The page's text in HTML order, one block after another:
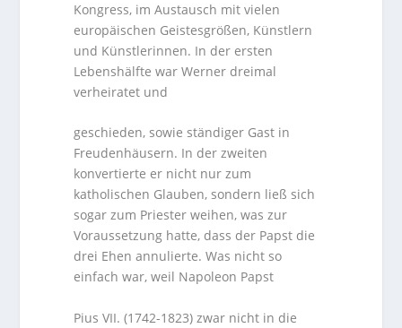
Kongress, im Austausch mit vielen
europäischen Geistesgrößen, Künstlern
und Künstlerinnen. In der ersten
Lebenshälfte war Werner dreimal
verheiratet und
geschieden, sowie ständiger Gast in
Freudenhäusern. In der zweiten
konvertierte er nicht nur zum
katholischen Glauben, sondern ließ sich
sogar zum Priester weihen, was zur
Voraussetzung hatte, dass der Papst die
drei Ehen annulierte. Was nicht so
einfach war, weil Napoleon Papst
Pius VII. (1742-1823) zwar nicht in die